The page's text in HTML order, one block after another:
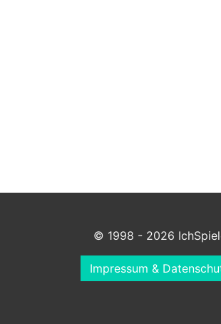
© 1998 - 2026
Impressum &